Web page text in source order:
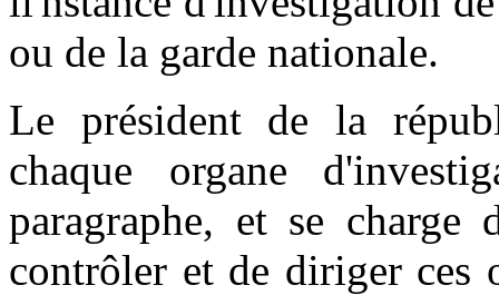
ou de la garde nationale.
Le président de la
chaque organe
paragraphe, et se
contrôler et de diriger ces